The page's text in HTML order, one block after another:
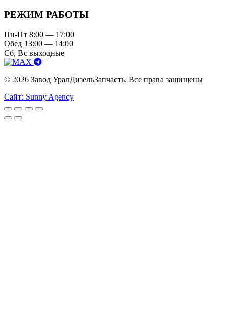
РЕЖИМ РАБОТЫ
Пн-Пт 8:00 — 17:00
Обед 13:00 — 14:00
Сб, Вс выходные
© 2026 Завод УралДизельЗапчасть. Все права защищены
Сайт: Sunny Agency